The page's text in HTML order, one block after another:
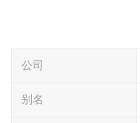
公司
别名